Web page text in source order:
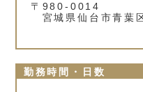
〒980-0014
宮城県仙台市青葉
勤務時間・日数